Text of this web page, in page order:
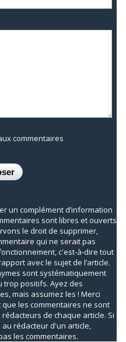
commentaires
un complément d’information
sont libres et ouverts
le droit de supprimer,
qui ne serait pas
c'est-à-dire tout
avec le sujet de l’article.
sont systématiquement
trop positifs. Ayez des
mais assumez les ! Merci
que les commentaires ne sont
de chaque article. Si
rédacteur d'un article,
les commentaires.